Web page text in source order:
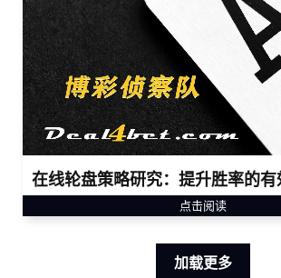
在线轮盘策略研究：提升胜率的有
点击阅读
加载更多